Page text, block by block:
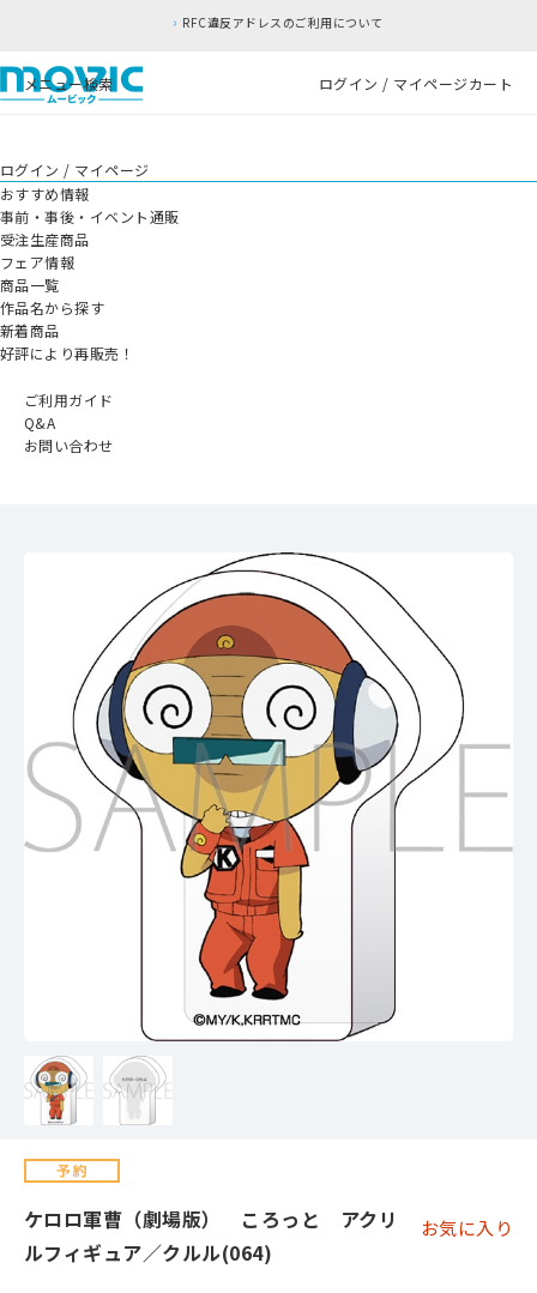
RFC違反アドレスのご利用について
メニュー検索 ログイン / マイページカート
ログイン / マイページ
おすすめ情報
事前・事後・イベント通販
受注生産商品
フェア情報
商品一覧
作品名から探す
新着商品
好評により再販売！
ご利用ガイド
Q&A
お問い合わせ
ケロロ軍曹（劇場版） ころっと アクリ
ルフィギュア／クルル(064)
お気に入り